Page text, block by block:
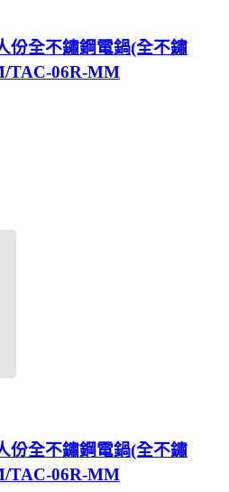
份全不鏽鋼電鍋(全不鏽
TAC-06R-MM
份全不鏽鋼電鍋(全不鏽
TAC-06R-MM